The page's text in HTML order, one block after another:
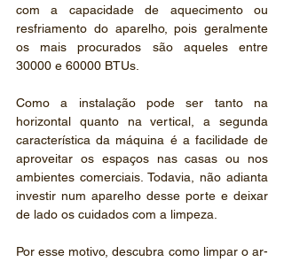
com a capacidade de aquecimento ou
resfriamento do aparelho, pois geralmente
os mais procurados são aqueles entre
30000 e 60000 BTUs.
Como a instalação pode ser tanto na
horizontal quanto na vertical, a segunda
característica da máquina é a facilidade de
aproveitar os espaços nas casas ou nos
ambientes comerciais. Todavia, não adianta
investir num aparelho desse porte e deixar
de lado os cuidados com a limpeza.
Por esse motivo, descubra como limpar o ar-